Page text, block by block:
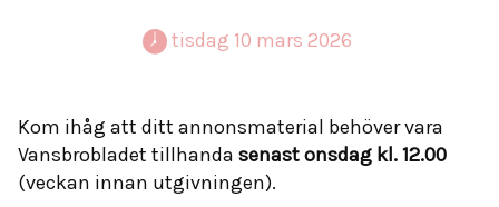
tisdag 10 mars 2026
Kom ihåg att ditt annonsmaterial behöver vara
Vansbrobladet tillhanda senast onsdag kl. 12.00
(veckan innan utgivningen).